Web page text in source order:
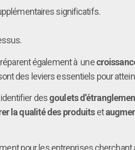
significatifs.
également à une
des leviers essentiels pour
desgoulets
la qualité des produitset